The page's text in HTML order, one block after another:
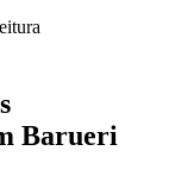
Bairro
Barueri